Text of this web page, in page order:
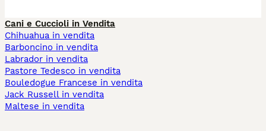
Cani e Cuccioli in Vendita
Chihuahua in vendita
Barboncino in vendita
Labrador in vendita
Pastore Tedesco in vendita
Bouledogue Francese in vendita
Jack Russell in vendita
Maltese in vendita